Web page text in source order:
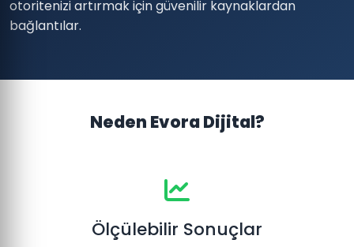
otoritenizi artırmak için güvenilir kaynaklardan
bağlantılar.
Neden Evora Dijital?
Ölçülebilir Sonuçlar